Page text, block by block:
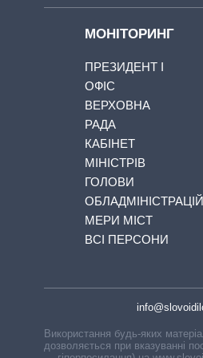
МОНІТОРИНГ
ПРЕЗИДЕНТ І
ОФІС
ВЕРХОВНА
РАДА
КАБІНЕТ
МІНІСТРІВ
ГОЛОВИ
ОБЛАДМІНІСТРАЦІЙ
МЕРИ МІСТ
ВСІ ПЕРСОНИ
Використання будь-яких
дозволяється при вказуванні